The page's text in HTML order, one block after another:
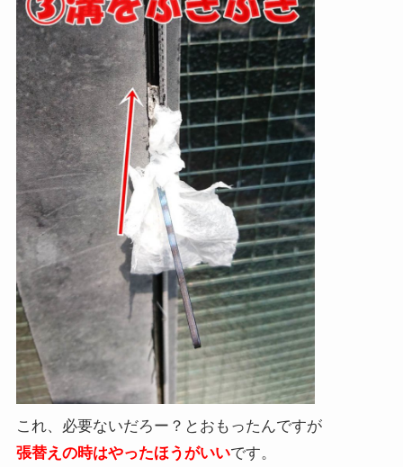
これ、必要ないだろー？とおもったんですが
張替えの時はやったほうがいいです。